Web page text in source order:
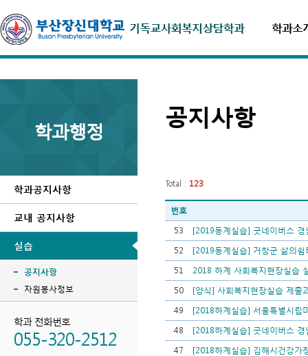
학과소
학과행정
학과공지사항
교내 공지사항
실습
공지사항
자원봉사정보
학과 전화번호
055-320-2512
공지사항
Total : 123
번호
53
[2019동계실습] 굿네이버스 경
52
[2019동계실습] 거창군 삶의
51
2018 하계 사회복지현장실습
50
[양식] 사회복지현장실습 제출
49
[2018하계실습] 서울특별시립
48
[2018하계실습] 굿네이버스 경
47
[2018하계실습] 김해시건강가